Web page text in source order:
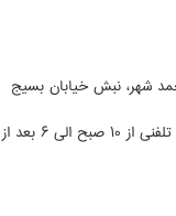
شهر، نبش خیابان بسیج
۶ بعد از ظهر)